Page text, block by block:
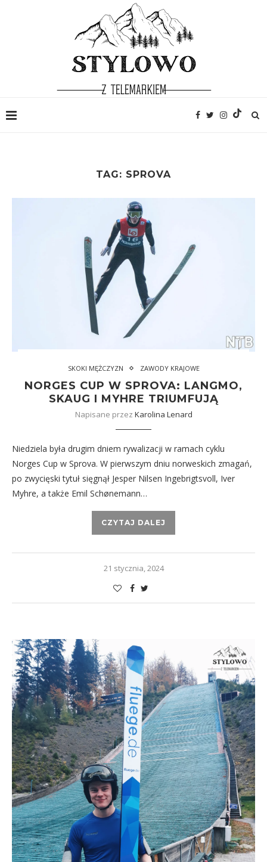
TAG: SPROVA
SKOKI MĘŻCZYZN ZAWODY KRAJOWE
NORGES CUP W SPROVA: LANGMO,
SKAUG I MYHRE TRIUMFUJĄ
Napisane przez Karolina Lenard
Niedziela była drugim dniem rywalizacji w ramach cyklu
Norges Cup w Sprova. W pierwszym dniu norweskich zmagań,
po zwycięski tytuł sięgnął Jesper Nilsen Ingebrigtsvoll, Iver
Myhre, a także Emil Schønemann…
CZYTAJ DALEJ
21 stycznia, 2024